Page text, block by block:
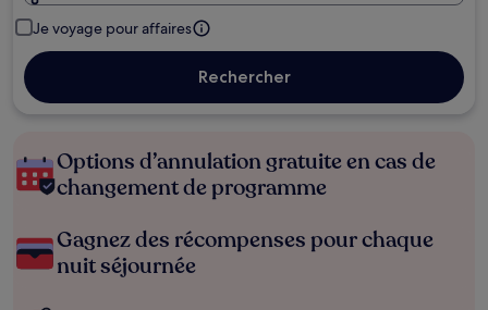
Je voyage pour affaires
Rechercher
Options d’annulation gratuite en cas de
changement de programme
Gagnez des récompenses pour chaque
nuit séjournée